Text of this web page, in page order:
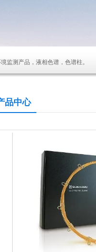
监测产品，液相色谱，色谱柱。
品中心